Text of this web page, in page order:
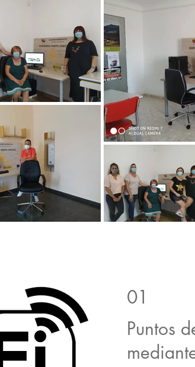
01
Puntos